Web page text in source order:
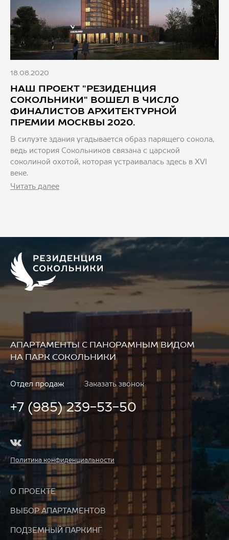
18.08.2020
НАШ ПРОЕКТ "РЕЗИДЕНЦИЯ
СОКОЛЬНИКИ" ВОШЕЛ В ЧИСЛО
ФИНАЛИСТОВ АРХИТЕКТУРНОЙ
ПРЕМИИ МОСКВЫ 2020.
В силуэте здания угадывается образ парящего сокола,
ведь история Сокольников связана с царской
соколиной охотой, которая устраивалась здесь в XVI
веке.
Читать далее
О ПРОЕКТЕ
ВЫБОР АПАРТАМЕНТОВ
ПОДЗЕМНЫЙ ПАРКИНГ
АПАРТАМЕНТЫ С ПАНОРАМНЫМ ВИДОМ
НА ПАРК СОКОЛЬНИКИ
Отдел продаж Заказать звонок
+7 (985) 239-53-50
Политика конфиденциальности